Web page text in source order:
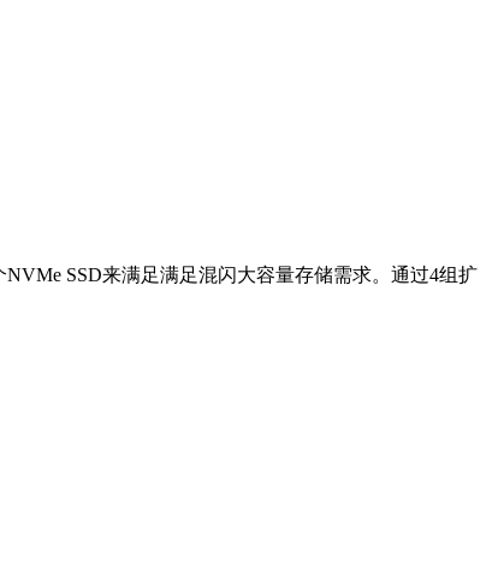
SSD来满足满足混闪大容量存储需求。通过4组扩